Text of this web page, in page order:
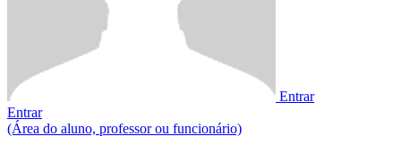
Entrar
Entrar
(Área do aluno, professor ou funcionário)